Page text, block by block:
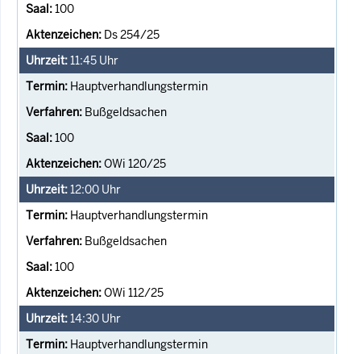
100
Ds 254/25
11:45 Uhr
Hauptverhandlungstermin
Bußgeldsachen
100
OWi 120/25
12:00 Uhr
Hauptverhandlungstermin
Bußgeldsachen
100
OWi 112/25
14:30 Uhr
Hauptverhandlungstermin